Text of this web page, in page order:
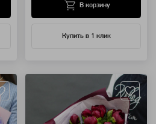
Купить в 1 клик
В корзину